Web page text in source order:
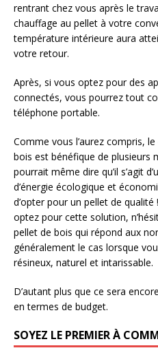
rentrant chez vous après le
chauffage au pellet à votre
température intérieure aura
votre retour.
Après, si vous optez pour des
connectés, vous pourrez tout
téléphone portable.
Comme vous l’aurez compris,
bois est bénéfique de plusieurs
pourrait même dire qu’il s’agit
d’énergie écologique et
d’opter pour un pellet de
optez pour cette solution,
pellet de bois qui répond aux
généralement le cas lorsque
résineux, naturel et intarissable.
D’autant plus que ce sera
en termes de budget.
SOYEZ LE PREMIER À